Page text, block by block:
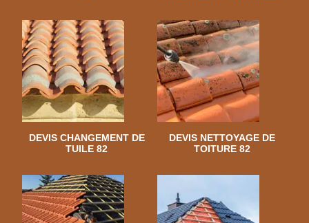
DEVIS CHANGEMENT DE
TUILE 82
DEVIS NETTOYAGE DE
TOITURE 82